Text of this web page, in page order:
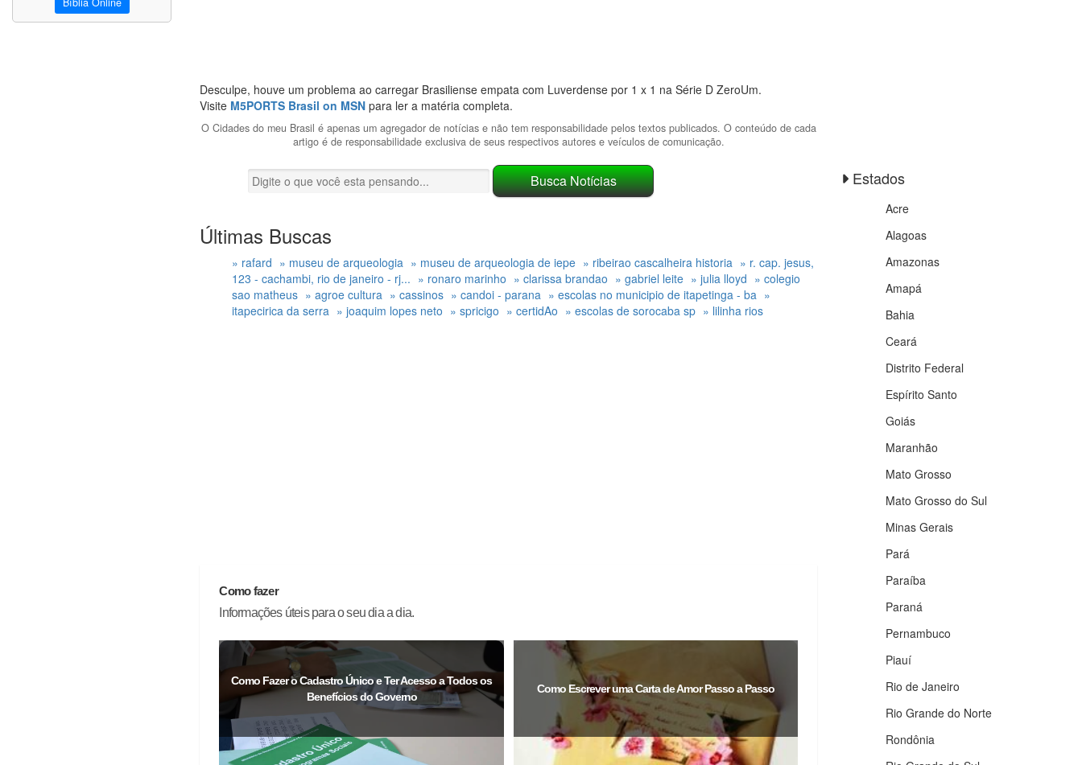
Desculpe, houve um problema ao carregar Brasiliense empata com Luverdense por 1 x 1 na Série D ZeroUm.
Visite M5PORTS Brasil on MSN para ler a matéria completa.
O Cidades do meu Brasil é apenas um agregador de notícias e não tem responsabilidade pelos textos publicados. O conteúdo de cada
artigo é de responsabilidade exclusiva de seus respectivos autores e veículos de comunicação.
Últimas Buscas
» rafard » museu de arqueologia » museu de arqueologia de iepe » ribeirao cascalheira historia » r. cap. jesus,
123 - cachambi, rio de janeiro - rj... » ronaro marinho » clarissa brandao » gabriel leite » julia lloyd » colegio
sao matheus » agroe cultura » cassinos » candoi - parana » escolas no municipio de itapetinga - ba »
itapecirica da serra » joaquim lopes neto » spricigo » certidAo » escolas de sorocaba sp » lilinha rios
Como fazer
Informações úteis para o seu dia a dia.
Como Fazer o Cadastro Único e Ter Acesso a Todos os
Benefícios do Governo
Como Escrever uma Carta de Amor Passo a Passo
Estados
Acre
Alagoas
Amazonas
Amapá
Bahia
Ceará
Distrito Federal
Espírito Santo
Goiás
Maranhão
Mato Grosso
Mato Grosso do Sul
Minas Gerais
Pará
Paraíba
Paraná
Pernambuco
Piauí
Rio de Janeiro
Rio Grande do Norte
Rondônia